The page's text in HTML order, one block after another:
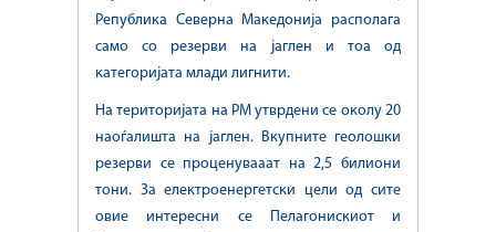
Република Северна Македонија располага
само со резерви на јаглен и тоа од
категоријата млади лигнити.
На територијата на РМ утврдени се околу 20
наоѓалишта на јаглен. Вкупните геолошки
резерви се проценувааат на 2,5 билиони
тони. За електроенергетски цели од сите
овие интересни се Пелагонискиот и